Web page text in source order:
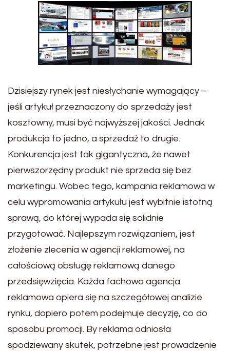
Dzisiejszy rynek jest niesłychanie wymagający –
jeśli artykuł przeznaczony do sprzedaży jest
kosztowny, musi być najwyższej jakości. Jednak
produkcja to jedno, a sprzedaż to drugie.
Konkurencja jest tak gigantyczna, że nawet
pierwszorzędny produkt nie sprzeda się bez
marketingu. Wobec tego, kampania reklamowa w
celu wypromowania artykułu jest wybitnie istotną
sprawą, do której wypada się solidnie
przygotować. Najlepszym rozwiązaniem, jest
złożenie zlecenia w agencji reklamowej, na
całościową obsługę reklamową danego
przedsięwzięcia. Każda fachowa agencja
reklamowa opiera się na szczegółowej analizie
rynku, dopiero potem podejmuje decyzję, co do
sposobu promocji. By reklama odniosła
spodziewany skutek, potrzebne jest prowadzenie